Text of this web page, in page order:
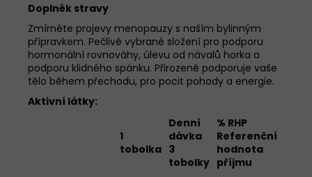
Doplněk stravy
Zmírněte projevy menopauzy s naším bylinným
přípravkem. Pečlivě vybrané složení pro podporu
hormonální rovnováhy, úlevu od návalů horka a
podporu klidného spánku. Přirozeně podporuje vaše
tělo během přechodu, pro pocit pohody a energie.
Aktivní látky:
1
tobolka
Denní
dávka
3
tobolky
% RHP
Referenční
hodnota
příjmu
GELOREN
ACTIVE
MANGO
POMERANČ
OSTRUŽINA
1210G
TRIO